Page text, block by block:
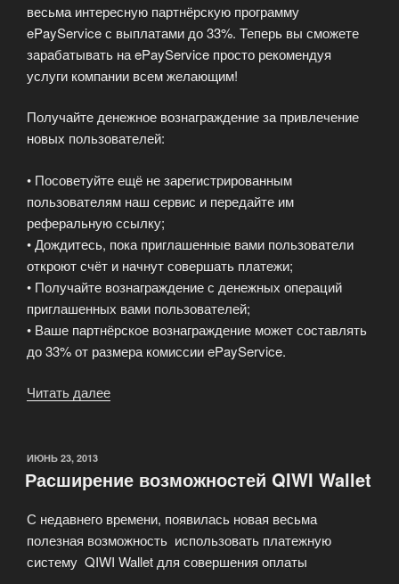
весьма интересную партнёрскую программу
ePayService с выплатами до 33%. Теперь вы сможете
зарабатывать на ePayService просто рекомендуя
услуги компании всем желающим!
Получайте денежное вознаграждение за привлечение
новых пользователей:
• Посоветуйте ещё не зарегистрированным
пользователям наш сервис и передайте им
реферальную ссылку;
• Дождитесь, пока приглашенные вами пользователи
откроют счёт и начнут совершать платежи;
• Получайте вознаграждение с денежных операций
приглашенных вами пользователей;
• Ваше партнёрское вознаграждение может составлять
до 33% от размера комиссии ePayService.
Читать далее
ОПУБЛИКОВАНО
ИЮНЬ 23, 2013
Расширение возможностей QIWI Wallet
С недавнего времени, появилась новая весьма
полезная возможность использовать платежную
систему QIWI Wallet для совершения оплаты